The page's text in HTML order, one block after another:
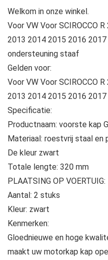
Welkom in onze winkel.
Voor VW Voor SCIROCCO
2013 2014 2015 2016
ondersteuning staaf
Gelden voor:
Voor VW Voor SCIROCCO
2013 2014 2015 2016 2017
Specificatie:
Productnaam: voorste kap
Materiaal: roestvrij staal en
De kleur zwart
Totale lengte: 320 mm
PLAATSING OP
Aantal: 2 stuks
Kleur: zwart
Kenmerken:
Gloednieuwe en hoge
maakt uw motorkap kap